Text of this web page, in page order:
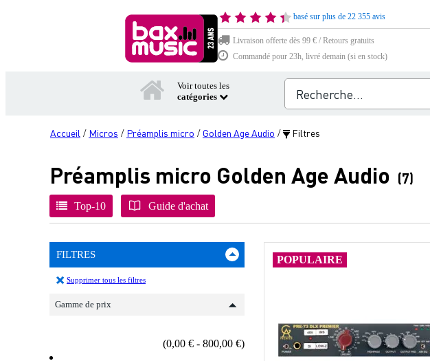
basé sur plus de 22 355 avis
Livraison offerte dès 99 € / Retours gratuits
Commandé pour 23h, livré demain (si en stock)
Voir toutes les
catégories
Accueil / Micros / Préamplis micro / Golden Age Audio / Filtres
Préamplis micro Golden Age Audio (7)
Top-10 Guide d'achat
FILTRES
Supprimer tous les filtres
Gamme de prix
(0,00 € - 800,00 €)
POPULAIRE